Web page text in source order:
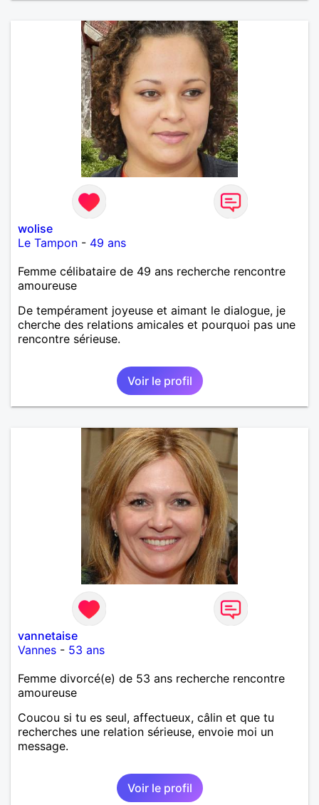
wolise
Le Tampon - 49 ans
Femme célibataire de 49 ans recherche rencontre
amoureuse
De tempérament joyeuse et aimant le dialogue, je
cherche des relations amicales et pourquoi pas une
rencontre sérieuse.
Voir le profil
vannetaise
Vannes - 53 ans
Femme divorcé(e) de 53 ans recherche rencontre
amoureuse
Coucou si tu es seul, affectueux, câlin et que tu
recherches une relation sérieuse, envoie moi un
message.
Voir le profil